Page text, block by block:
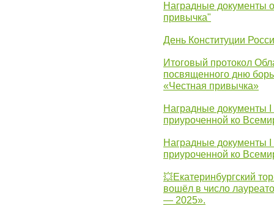
Наградные документы
привычка"
День Конституции
Итоговый протокол
посвященного дню
«Честная привычка»
Наградные документы
приуроченной ко
Наградные документы
приуроченной ко
💥Екатеринбургский
вошёл в число
— 2025».